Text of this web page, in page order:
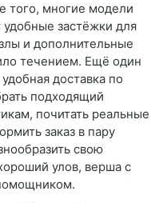
того, многие модели
застёжки для
и дополнительные
течением. Ещё один
доставка по
подходящий
почитать реальные
заказ в пару
свою
улов, верша с